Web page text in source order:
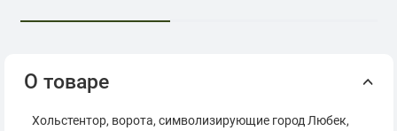
О товаре
Хольстентор, ворота, символизирующие город Любек,